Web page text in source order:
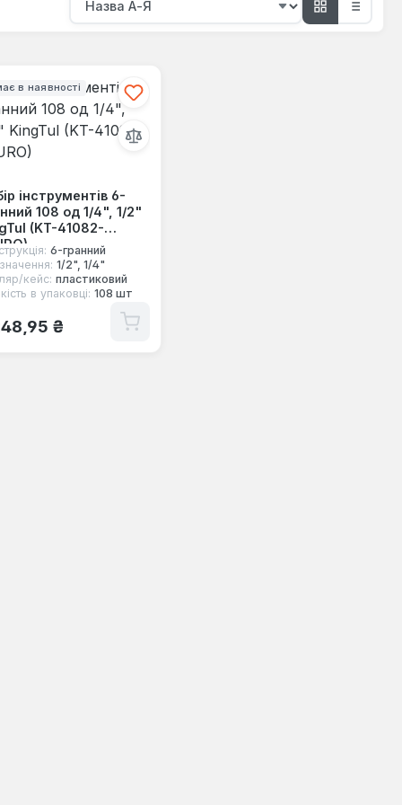
в наявності
інструментів 6-
108 од 1/4", 1/2"
(KT-41082-
6-гранний
1/2", 1/4"
кейс: пластиковий
в упаковці: 108 шт
ціна:
₴